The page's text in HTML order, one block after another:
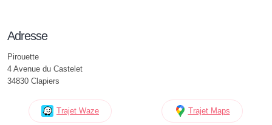
Adresse
Pirouette
4 Avenue du Castelet
34830 Clapiers
Trajet Waze Trajet Maps